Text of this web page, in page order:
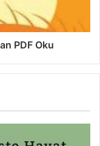
PDF Oku